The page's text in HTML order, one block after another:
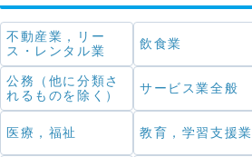
不動産業，リー
ス・レンタル業
飲食業
公務（他に分類さ
れるものを除く）
サービス業全般
医療，福祉 教育，学習支援業